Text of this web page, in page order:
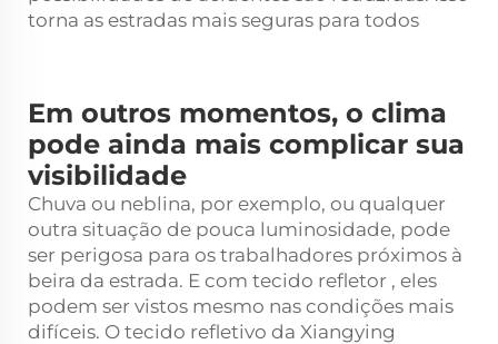
torna as estradas mais seguras para todos
Em outros momentos, o clima
pode ainda mais complicar sua
visibilidade
Chuva ou neblina, por exemplo, ou qualquer
outra situação de pouca luminosidade, pode
ser perigosa para os trabalhadores próximos à
beira da estrada. E com tecido refletor , eles
podem ser vistos mesmo nas condições mais
difíceis. O tecido refletivo da Xiangying